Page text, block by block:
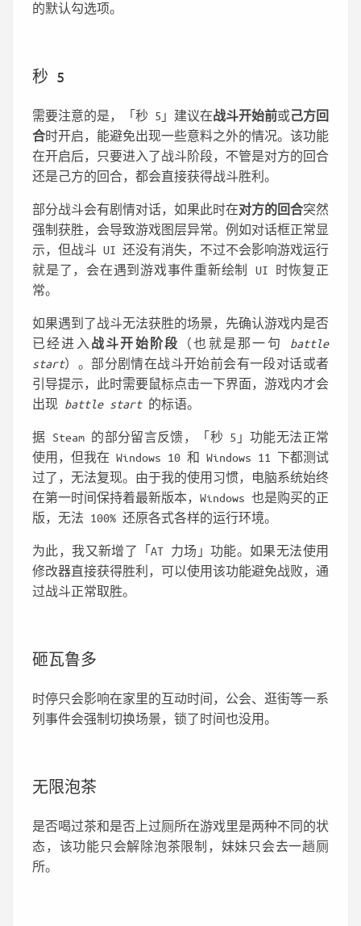
的默认勾选项。
秒 5
需要注意的是，「秒 5」建议在战斗开始前或己方回
合时开启，能避免出现一些意料之外的情况。该功能
在开启后，只要进入了战斗阶段，不管是对方的回合
还是己方的回合，都会直接获得战斗胜利。
部分战斗会有剧情对话，如果此时在对方的回合突然
强制获胜，会导致游戏图层异常。例如对话框正常显
示，但战斗 UI 还没有消失，不过不会影响游戏运行
就是了，会在遇到游戏事件重新绘制 UI 时恢复正
常。
如果遇到了战斗无法获胜的场景，先确认游戏内是否
已经进入 战斗开始阶段 （也就是那一句 battle
start）。部分剧情在战斗开始前会有一段对话或者
引导提示，此时需要鼠标点击一下界面，游戏内才会
出现 battle start的标语。
据 Steam 的部分留言反馈，「秒 5」功能无法正常
使用，但我在 Windows 10 和 Windows 11 下都测试
过了，无法复现。由于我的使用习惯，电脑系统始终
在第一时间保持着最新版本，Windows 也是购买的正
版，无法 100% 还原各式各样的运行环境。
为此，我又新增了「AT 力场」功能。如果无法使用
修改器直接获得胜利，可以使用该功能避免战败，通
过战斗正常取胜。
砸瓦鲁多
时停只会影响在家里的互动时间，公会、逛街等一系
列事件会强制切换场景，锁了时间也没用。
无限泡茶
是否喝过茶和是否上过厕所在游戏里是两种不同的状
态，该功能只会解除泡茶限制，妹妹只会去一趟厕
所。